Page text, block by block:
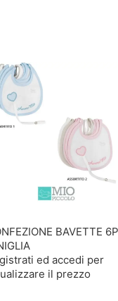
BAVETTE
ed accedi per
il prezzo